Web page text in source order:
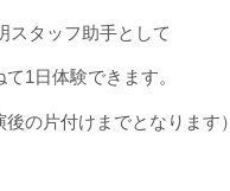
スタッフ助手として
1日体験できます。
後の片付けまでとなります）